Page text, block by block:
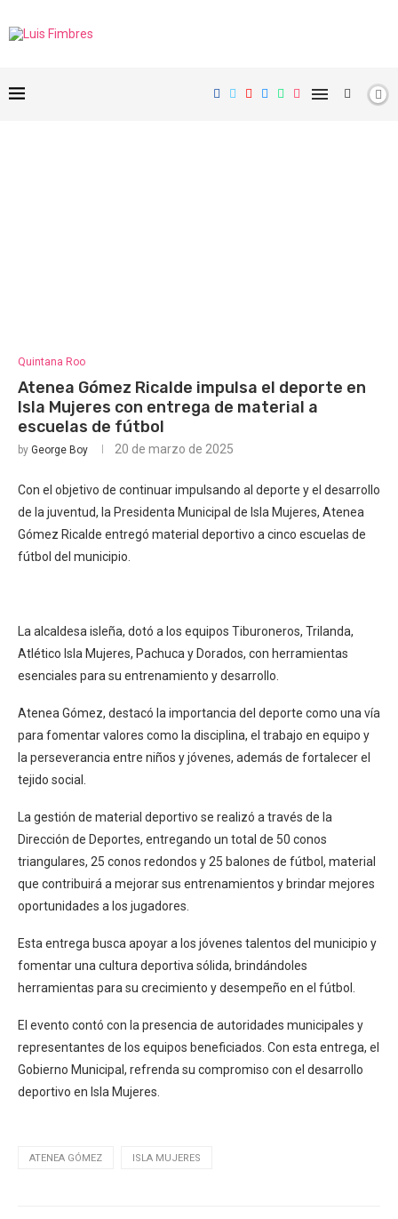
Quintana Roo
Atenea Gómez Ricalde impulsa el deporte en
Isla Mujeres con entrega de material a
escuelas de fútbol
by George Boy 20 de marzo de 2025
Con el objetivo de continuar impulsando al deporte y el desarrollo
de la juventud, la Presidenta Municipal de Isla Mujeres, Atenea
Gómez Ricalde entregó material deportivo a cinco escuelas de
fútbol del municipio.
La alcaldesa isleña, dotó a los equipos Tiburoneros, Trilanda,
Atlético Isla Mujeres, Pachuca y Dorados, con herramientas
esenciales para su entrenamiento y desarrollo.
Atenea Gómez, destacó la importancia del deporte como una vía
para fomentar valores como la disciplina, el trabajo en equipo y
la perseverancia entre niños y jóvenes, además de fortalecer el
tejido social.
La gestión de material deportivo se realizó a través de la
Dirección de Deportes, entregando un total de 50 conos
triangulares, 25 conos redondos y 25 balones de fútbol, material
que contribuirá a mejorar sus entrenamientos y brindar mejores
oportunidades a los jugadores.
Esta entrega busca apoyar a los jóvenes talentos del municipio y
fomentar una cultura deportiva sólida, brindándoles
herramientas para su crecimiento y desempeño en el fútbol.
El evento contó con la presencia de autoridades municipales y
representantes de los equipos beneficiados. Con esta entrega, el
Gobierno Municipal, refrenda su compromiso con el desarrollo
deportivo en Isla Mujeres.
ATENEA GÓMEZ ISLA MUJERES